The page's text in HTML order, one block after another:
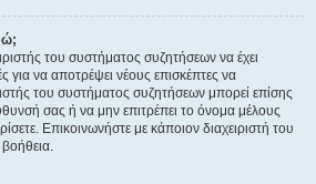
του συστήματος συζητήσεων να έχει
για να αποτρέψει νέους επισκέπτες να
του συστήματος συζητήσεων μπορεί επίσης
σας ή να μην επιτρέπει το όνομα μέλους
Επικοινωνήστε με κάποιον διαχειριστή του